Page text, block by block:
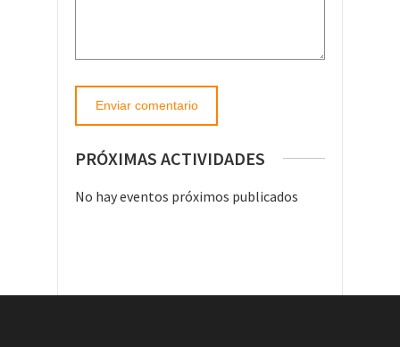
PRÓXIMAS ACTIVIDADES
No hay eventos próximos publicados